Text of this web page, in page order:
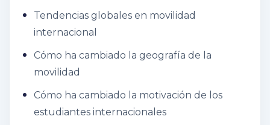
Tendencias globales en movilidad
internacional
Cómo ha cambiado la geografía de la
movilidad
Cómo ha cambiado la motivación de los
estudiantes internacionales